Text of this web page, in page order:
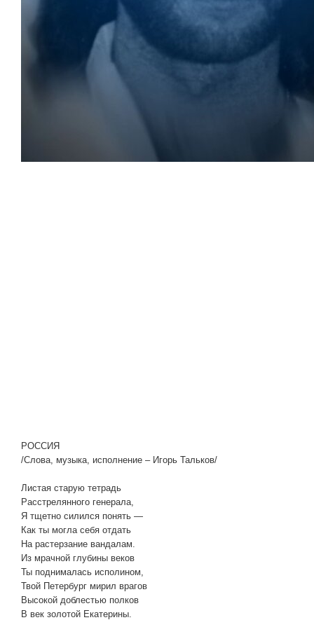
РОССИЯ
/Слова, музыка, исполнение – Игорь Тальков/
Листая старую тетрадь
Расстрелянного генерала,
Я тщетно силился понять —
Как ты могла себя отдать
На растерзание вандалам.
Из мрачной глубины веков
Ты поднималась исполином,
Твой Петербург мирил врагов
Высокой доблестью полков
В век золотой Екатерины.